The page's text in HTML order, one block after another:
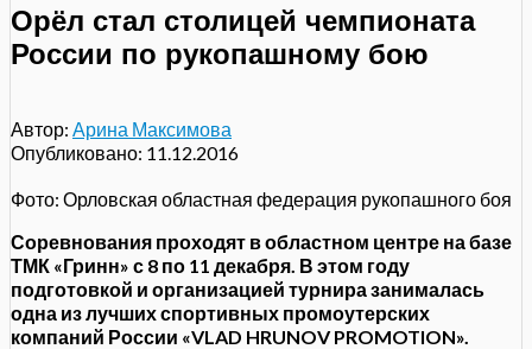
Орёл стал столицей чемпионата
России по рукопашному бою
Автор: Арина Максимова
Опубликовано: 11.12.2016
Фото: Орловская областная федерация рукопашного боя
Соревнования проходят в областном центре на базе
ТМК «Гринн» с 8 по 11 декабря. В этом году
подготовкой и организацией турнира занималась
одна из лучших спортивных промоутерских
компаний России «VLAD HRUNOV PROMOTION».